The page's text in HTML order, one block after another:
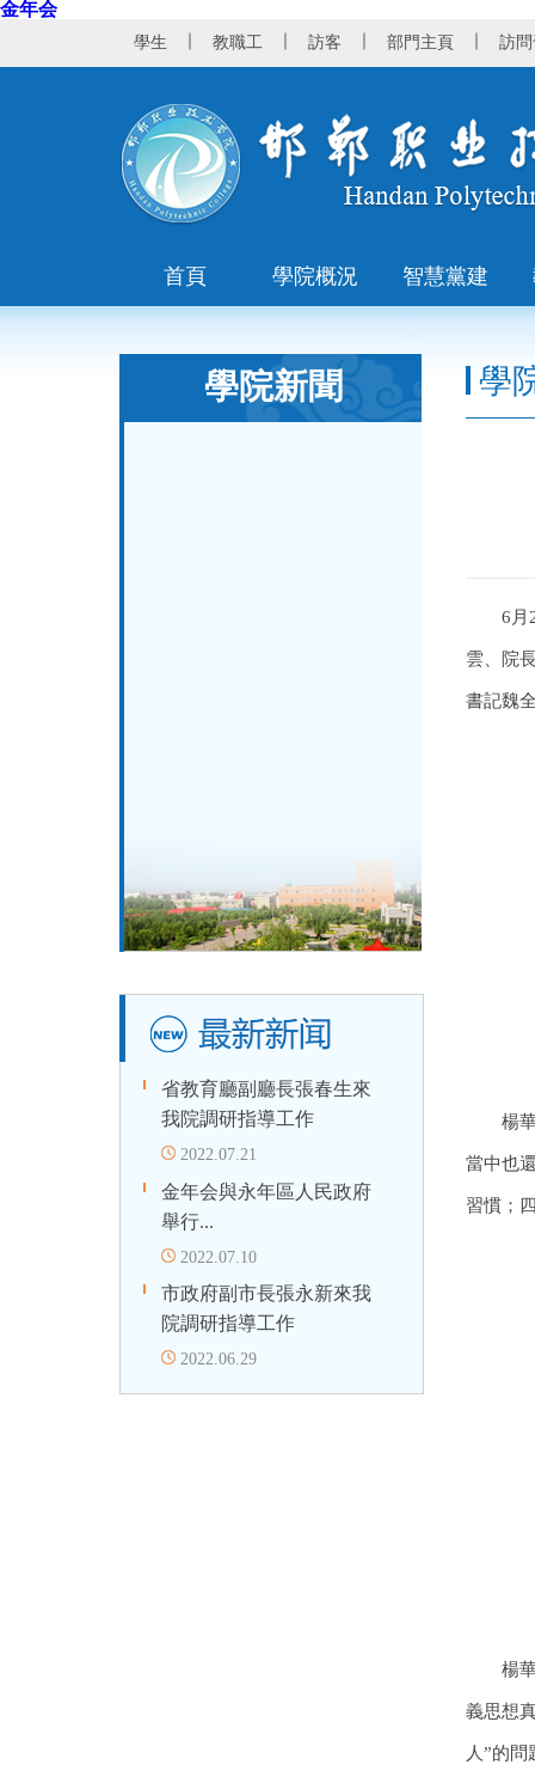
金年会
學生 教職工 訪客 部門主頁 訪
首頁 學院概況 智慧黨建
學院新聞
省教育廳副廳長張春生來
我院調研指導工作
2022.07.21
金年会與永年區人民政府
舉行...
2022.07.10
市政府副市長張永新來我
院調研指導工作
2022.06.29
學
6月
雲、院
書記魏
楊
當中也
習慣；
楊
義思想
人”的問